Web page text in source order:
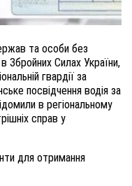
та особи без
Збройних Силах України,
гвардії за
посвідчення водія за
в регіональному
справ у
для отримання